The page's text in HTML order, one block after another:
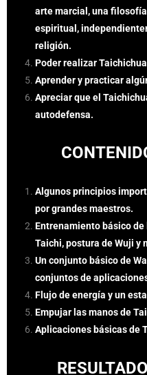
arte marcial, una
espiritual,
religión.
Poder realizar
Aprender y practicar
Apreciar que el
autodefensa.
Algunos principios
por grandes maestros.
Entrenamiento básico
Taichi, postura de Wuji y
Un conjunto básico de
conjuntos de
Flujo de energía y un
Empujar las manos de
Aplicaciones básicas de